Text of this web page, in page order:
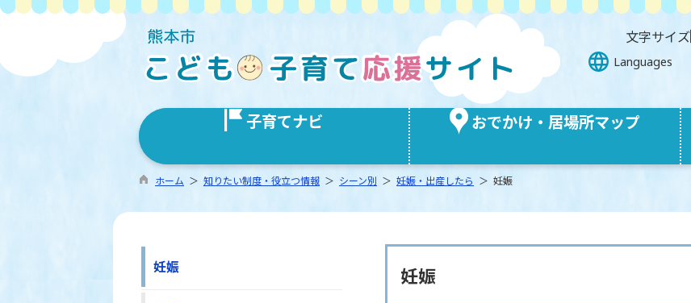
文字サイズ
Languages
子育てナビ おでかけ・居場所マップ
ホーム ＞ 知りたい制度・役立つ情報 ＞ シーン別 ＞ 妊娠・出産したら ＞ 妊娠
妊娠
妊娠